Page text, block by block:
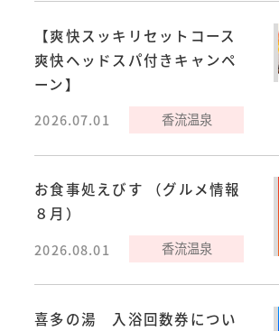
【爽快スッキリセットコース
爽快ヘッドスパ付きキャンペ
ーン】
2026.07.01 香流温泉
お食事処えびす （グルメ情報
８月）
2026.08.01 香流温泉
喜多の湯 入浴回数券につい